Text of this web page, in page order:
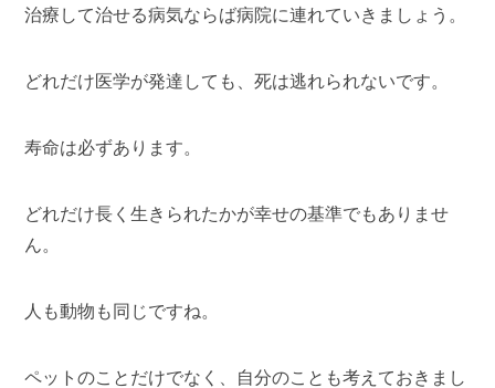
治療して治せる病気ならば病院に連れていきましょう。
どれだけ医学が発達しても、死は逃れられないです。
寿命は必ずあります。
どれだけ長く生きられたかが幸せの基準でもありませ
ん。
人も動物も同じですね。
ペットのことだけでなく、自分のことも考えておきまし